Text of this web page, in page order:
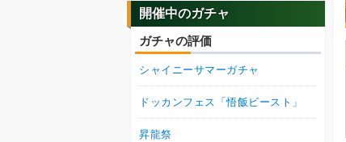
開催中のガチャ
ガチャの評価
シャイニーサマーガチャ
ドッカンフェス「悟飯ビースト」
昇龍祭